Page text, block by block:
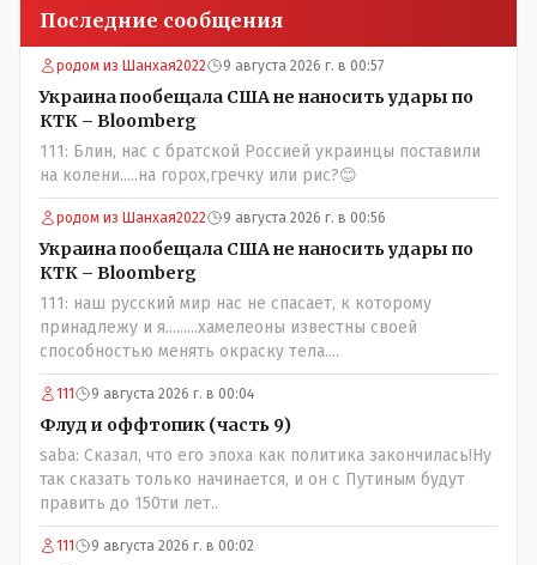
Последние сообщения
родом из Шанхая2022 9 августа 2026 г. в 00:57
Украина пообещала США не наносить удары по
КТК – Bloomberg
111: Блин, нас с братской Россией украинцы поставили
на колени.....на горох,гречку или рис?😊
родом из Шанхая2022 9 августа 2026 г. в 00:56
Украина пообещала США не наносить удары по
КТК – Bloomberg
111: наш русский мир нас не спасает, к которому
принадлежу и я.........хамелеоны известны своей
способностью менять окраску тела....
111 9 августа 2026 г. в 00:04
Флуд и оффтопик (часть 9)
saba: Сказал, что его эпоха как политика закончилась!Ну
так сказать только начинается, и он с Путиным будут
править до 150ти лет..
111 9 августа 2026 г. в 00:02